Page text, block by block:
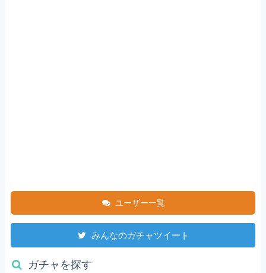
ユーザー一覧
みんなのガチャツイート
ガチャを探す